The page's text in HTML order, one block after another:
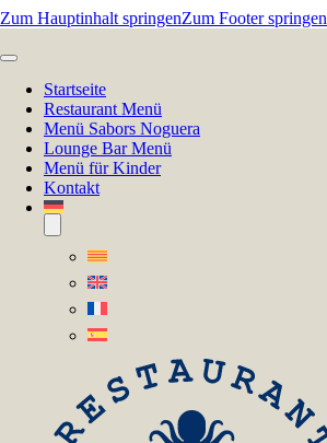
Zum Hauptinhalt springenZum Footer springen
Startseite
Restaurant Menü
Menü Sabors Noguera
Lounge Bar Menü
Menü für Kinder
Kontakt